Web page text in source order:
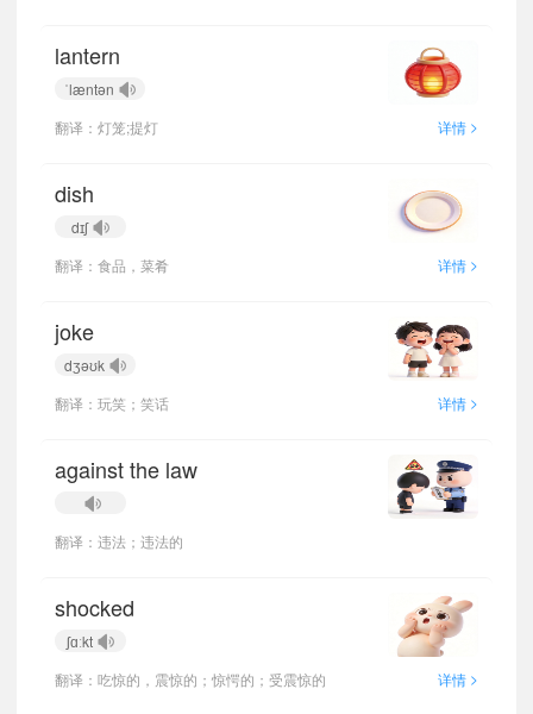
lantern
ˈlæntən
翻译：灯笼;提灯
详情 >
dish
dɪʃ
翻译：食品，菜肴
详情 >
joke
dʒəʊk
翻译：玩笑；笑话
详情 >
against the law
翻译：违法；违法的
shocked
ʃɑːkt
翻译：吃惊的，震惊的；惊愕的；受震惊的
详情 >